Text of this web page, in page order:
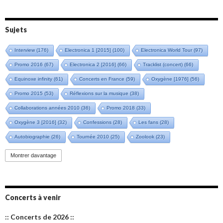
Sujets
Interview(176) Electronica 1 [2015] (100) Electronica World Tour(97)
Promo 2016 (67) Electronica 2 [2016] (66) Tracklist (concert) (66)
Equinoxe infinity(61) Concerts en France (59) Oxygène [1976] (56)
Promo 2015 (53) Réflexions sur la musique (38)
Collaborations années 2010 (36) Promo 2018 (33)
Oxygène 3 [2016] (32) Confessions (28) Les fans (28)
Autobiographie (26) Tournée 2010 (25) Zoolook (23)
Promo 2019(23)
Groupe de Recherche Musicale
Montrer davantage
Concerts à venir
:: Concerts de 2026 ::